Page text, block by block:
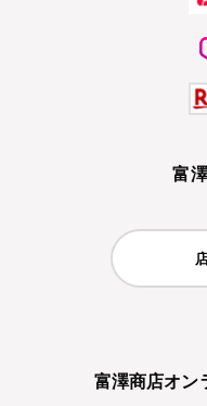
富
富澤商店オン